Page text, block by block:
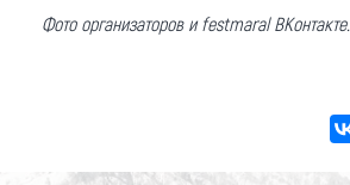
Фото организаторов и festmaral ВКонтакте.